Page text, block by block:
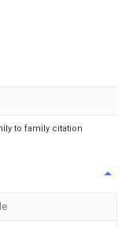
to family citation